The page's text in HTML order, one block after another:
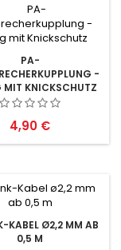
PA-
-
MIT KNICKSCHUTZ
Preis
4,90 €
KABEL Ø2,2 MM AB
0,5 M